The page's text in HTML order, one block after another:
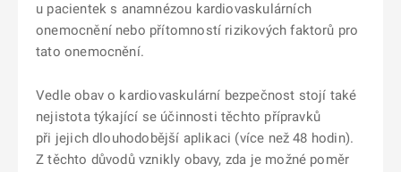
u pacientek s anamnézou kardiovaskulárních
onemocnění nebo přítomností rizikových faktorů pro
tato onemocnění.
Vedle obav o kardiovaskulární bezpečnost stojí také
nejistota týkající se účinnosti těchto přípravků
při jejich dlouhodobější aplikaci (více než 48 hodin).
Z těchto důvodů vznikly obavy, zda je možné poměr